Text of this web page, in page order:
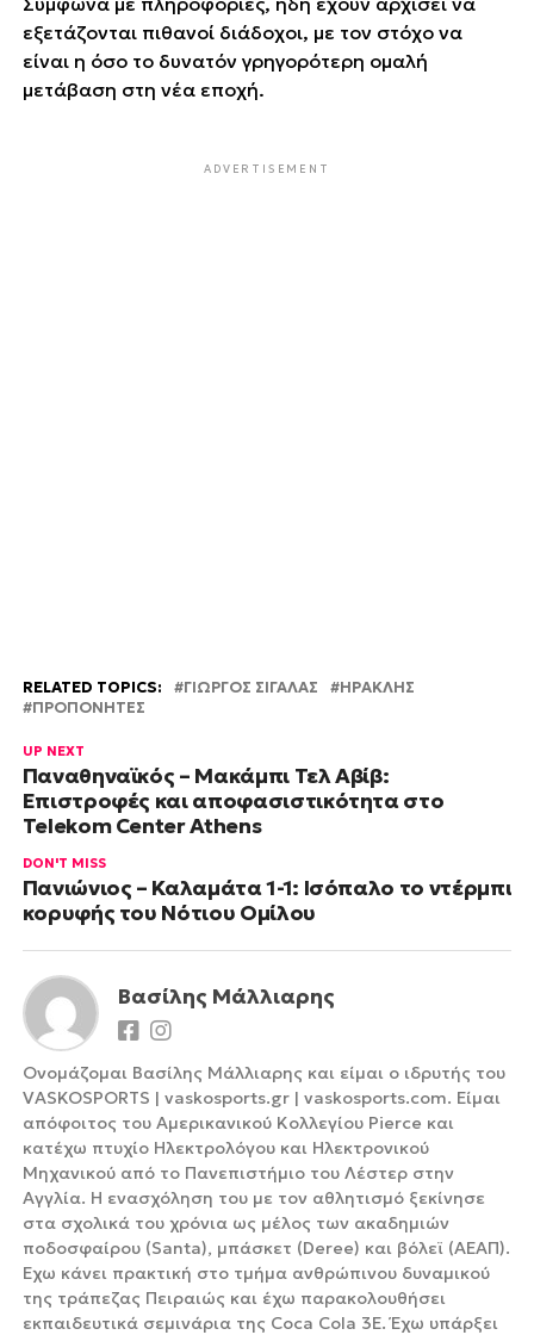
εξετάζονται πιθανοί διάδοχοι, με τον στόχο να
είναι η όσο το δυνατόν γρηγορότερη ομαλή
μετάβαση στη νέα εποχή.
ADVERTISEMENT
RELATED TOPICS: ΓΙΩΡΓΟΣ ΣΙΓΑΛΑΣ
ΗΡΑΚΛΗΣ
ΠΡΟΠΟΝΗΤΕΣ
UP NEXT
Παναθηναϊκός – Μακάμπι Τελ Αβίβ:
Επιστροφές και αποφασιστικότητα στο
Telekom Center Athens
DON'T MISS
Πανιώνιος – Καλαμάτα 1-1: Ισόπαλο το ντέρμπι
κορυφής του Νότιου Ομίλου
Βασίλης Μάλλιαρης
Ονομάζομαι Βασίλης Μάλλιαρης και είμαι ο ιδρυτής του
VASKOSPORTS | vaskosports.gr | vaskosports.com. Είμαι
απόφοιτος του Αμερικανικού Κολλεγίου Pierce και
κατέχω πτυχίο Ηλεκτρολόγου και Ηλεκτρονικού
Μηχανικού από το Πανεπιστήμιο του Λέστερ στην
Αγγλία. Η ενασχόληση του με τον αθλητισμό ξεκίνησε
στα σχολικά του χρόνια ως μέλος των ακαδημιών
ποδοσφαίρου (Santa), μπάσκετ (Deree) και βόλεϊ (ΑΕΑΠ).
Έχω κάνει πρακτική στο τμήμα ανθρώπινου δυναμικού
της τράπεζας Πειραιώς και έχω παρακολουθήσει
εκπαιδευτικά σεμινάρια της Coca Cola 3Ε. Έχω υπάρξει